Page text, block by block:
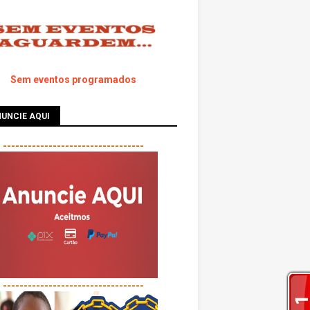
Sem eventos programados
AQUI
----------------------------------
----------------------------------